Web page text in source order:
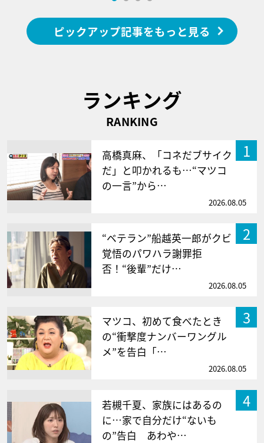
ピックアップ記事をもっと見る
ランキング
RANKING
1
高橋真麻、「コネだブサイク
だ」と叩かれるも…“マツコ
の一言”から…
2026.08.05
2
“ベテラン”船越英一郎がクビ
覚悟のパワハラ謝罪拒
否！“後輩”だけ…
2026.08.05
3
マツコ、初めて食べたとき
の“衝撃度ナンバーワングル
メ”を告白「…
2026.08.05
4
若槻千夏、家族にはあるの
に…家で自分だけ“ないも
の”告白 あわや…